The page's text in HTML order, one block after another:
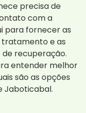
precisa de
com a
para fornecer as
tratamento e as
recuperação.
entender melhor
são as opções
Jaboticabal.